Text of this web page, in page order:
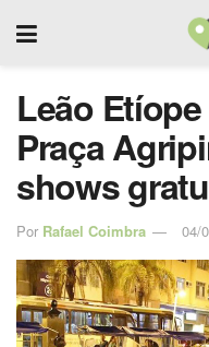
Leão
Praça
shows
Por Rafael Coimbra 04/